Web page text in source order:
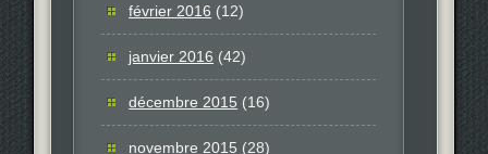
février 2016 (12)
janvier 2016 (42)
décembre 2015 (16)
novembre 2015 (28)